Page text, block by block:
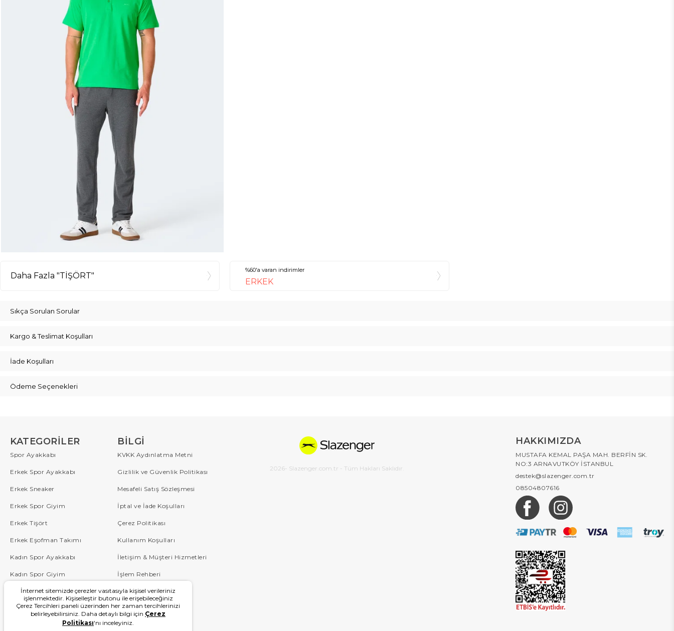
Daha Fazla "TİŞÖRT"
%60'a varan indirimler
ERKEK
Sıkça Sorulan Sorular
Kargo & Teslimat Koşulları
İade Koşulları
Ödeme Seçenekleri
KATEGORILER
Spor Ayakkabı
Erkek Spor Ayakkabı
Erkek Sneaker
Erkek Spor Giyim
Erkek Tişört
Erkek Eşofman Takımı
Kadın Spor Ayakkabı
Kadın Spor Giyim
Çocuk
Blog
BILGI
KVKK Aydınlatma Metni
Gizlilik ve Güvenlik Politikası
Mesafeli Satış Sözleşmesi
İptal ve İade Koşulları
Çerez Politikası
Kullanım Koşulları
İletişim & Müşteri Hizmetleri
İşlem Rehberi
Sipariş Takip
Sıkça Sorulan Sorular
Kampanyalar
2026- Slazenger.com.tr - Tüm Hakları Saklıdır.
HAKKIMIZDA
MUSTAFA KEMAL PAŞA MAH. BERFİN SK.
NO:3 ARNAVUTKÖY İSTANBUL
destek@slazenger.com.tr
08504807616
İnternet sitemizde çerezler vasıtasıyla kişisel verileriniz
işlenmektedir. Kişiselleştir butonu ile erişebileceğiniz
Çerez Tercihleri paneli üzerinden her zaman tercihlerinizi
belirleyebilirsiniz. Daha detaylı bilgi için Çerez
Politikası'nı inceleyiniz.